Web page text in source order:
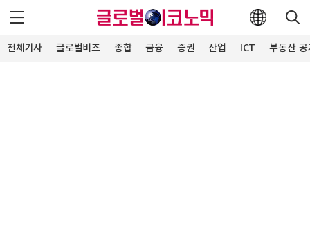
전체기사 글로벌비즈 종합 금융 증권 산업 ICT 부동산·